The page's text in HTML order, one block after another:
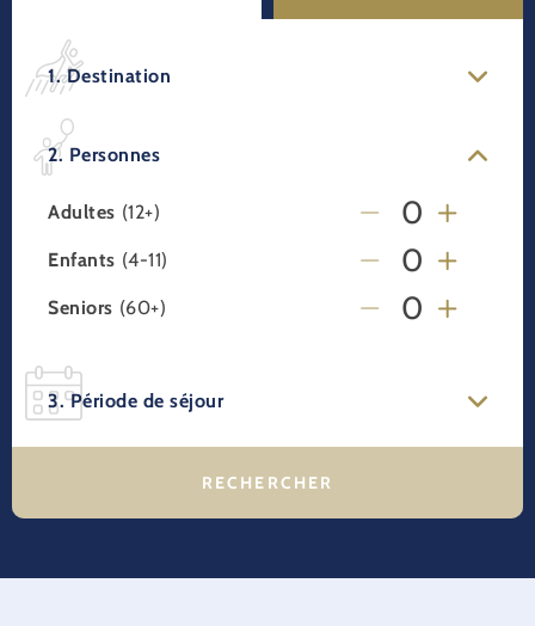
1. Destination
2. Personnes
Adultes (12+)
Enfants (4-11)
Seniors (60+)
3. Période de séjour